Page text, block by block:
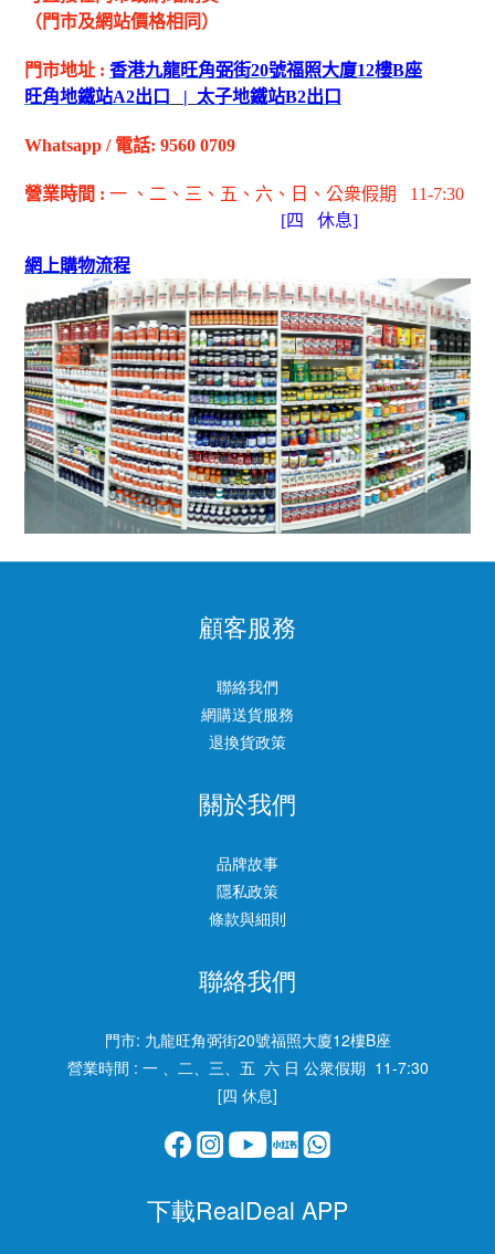
（門市及網站價格相同）
門市地址 : 香港九龍旺角弼街20號福照大廈12樓B座
旺角地鐵站A2出 口 | 太子地鐵站B2出 口
Whatsapp / 電話: 9560 0709
營業時間 : 一 、二、三、五 、六 、日 、公衆假期
11-7:30
[四 休息]
網上購物流程
顧客服務
聯絡我們
網購送貨服務
退換貨政策
關於我們
品牌故事
隱私政策
條款與細則
聯絡我們
門市: 九龍旺角弼街20號福照大廈12樓B座
營業時間 : 一 、二、三、五 六 日 公衆假期 11-7:30
[四 休息]
下載RealDeal APP